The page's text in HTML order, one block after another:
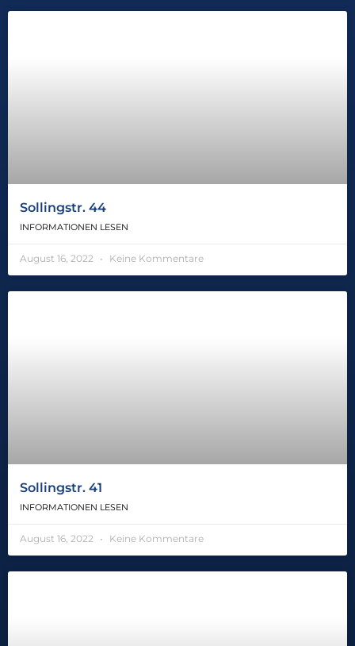
Sollingstr. 44
INFORMATIONEN LESEN
August 16, 2022 Keine Kommentare
Sollingstr. 41
INFORMATIONEN LESEN
August 16, 2022 Keine Kommentare